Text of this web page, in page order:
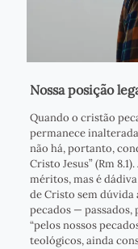
Nossa posição
Quando o cristão
permanece
não há, portanto,
Cristo Jesus” (Rm
méritos, mas é
de Cristo sem dúvida
pecados —
“pelos nossos
teológicos, ainda